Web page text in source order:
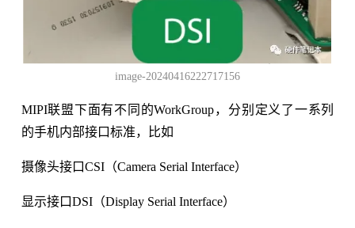
image-20240416222717156
MIPI联盟下面有不同的WorkGroup，分别定义了一系列
的手机内部接口标准，比如
摄像头接口CSI（Camera Serial Interface）
显示接口DSI（Display Serial Interface）